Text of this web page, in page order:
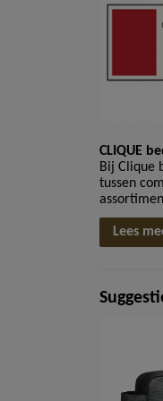
CLIQUE
Bij Clique
tussen
Lees